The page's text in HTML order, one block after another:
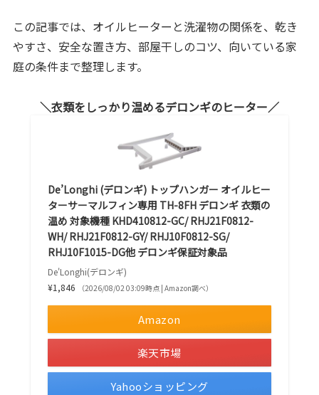
この記事では、オイルヒーターと洗濯物の関係を、乾き
やすさ、安全な置き方、部屋干しのコツ、向いている家
庭の条件まで整理します。
衣類をしっかり温めるデロンギのヒーター
De’Longhi (デロンギ) トップハンガー オイルヒー
ターサーマルフィン専用 TH-8FH デロンギ 衣類の
温め 対象機種 KHD410812-GC/ RHJ21F0812-
WH/ RHJ21F0812-GY/ RHJ10F0812-SG/
RHJ10F1015-DG他 デロンギ保証対象品
De'Longhi(デロンギ)
¥1,846
（2026/08/02 03:09時点 | Amazon調べ）
Amazon
楽天市場
Yahooショッピング